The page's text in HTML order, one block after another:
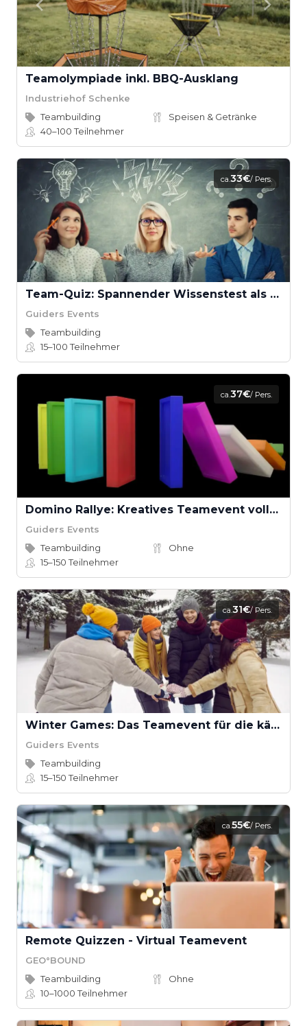
Teamolympiade inkl. BBQ-Ausklang
Industriehof Schenke
Teambuilding
Speisen & Getränke
40–100Teilnehmer
ca.33€/ Pers.
Team-Quiz: Spannender Wissenstest als Teamevent
Guiders Events
Teambuilding
15–100Teilnehmer
ca.37€/ Pers.
Domino Rallye: Kreatives Teamevent voller Spannung
Guiders Events
Teambuilding
Ohne
15–150Teilnehmer
ca.31€/ Pers.
Winter Games: Das Teamevent für die kältere Jahreszeit
Guiders Events
Teambuilding
15–150Teilnehmer
ca.55€/ Pers.
Remote Quizzen - Virtual Teamevent
GEO°BOUND
Teambuilding
Ohne
10–1000Teilnehmer